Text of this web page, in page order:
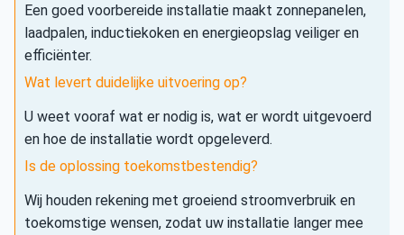
Een goed voorbereide installatie maakt zonnepanelen,
laadpalen, inductiekoken en energieopslag veiliger en
efficiënter.
Wat levert duidelijke uitvoering op?
U weet vooraf wat er nodig is, wat er wordt uitgevoerd
en hoe de installatie wordt opgeleverd.
Is de oplossing toekomstbestendig?
Wij houden rekening met groeiend stroomverbruik en
toekomstige wensen, zodat uw installatie langer mee